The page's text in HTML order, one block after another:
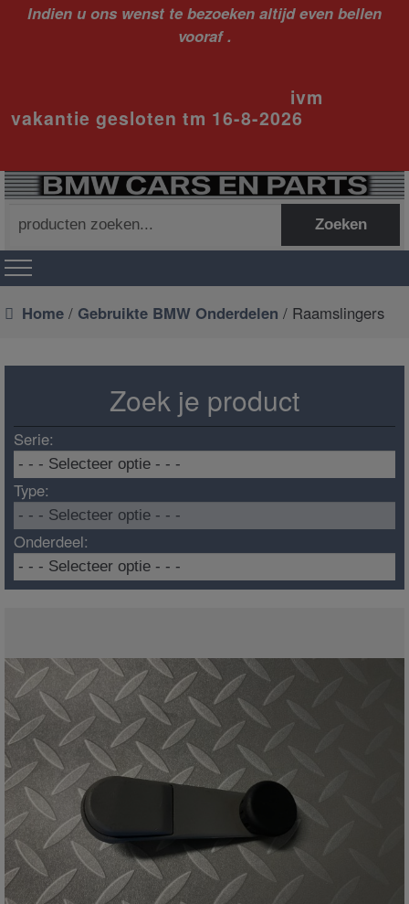
Indien u ons wenst te bezoeken altijd even bellen
vooraf .
ivm
vakantie gesloten tm 16-8-2026
naar:
Zoeken
Home / Gebruikte BMW Onderdelen / Raamslingers
Zoek je product
Serie:
Type:
Onderdeel: